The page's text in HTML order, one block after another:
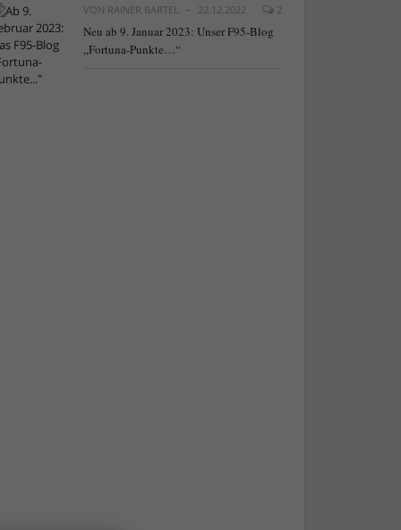
VON RAINER BARTEL 22.12.2022 2
Neu ab 9. Januar 2023: Unser F95-Blog
„Fortuna-Punkte…“